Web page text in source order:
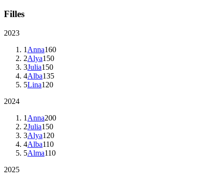
Filles
2023
1 Anna160
2Alya150
3Julia150
4Alba135
5Lina120
2024
1 Anna200
2Julia150
3Alya120
4Alba110
5Alma110
2025